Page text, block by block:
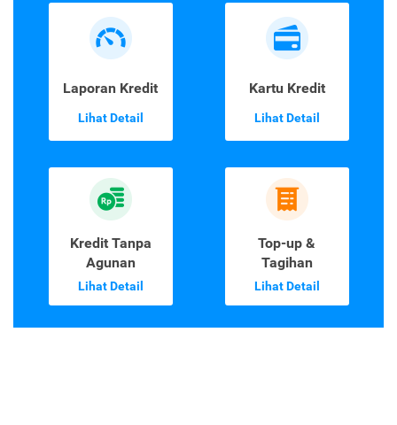
Laporan Kredit
Lihat Detail
Kartu Kredit
Lihat Detail
Kredit Tanpa
Agunan
Lihat Detail
Top-up &
Tagihan
Lihat Detail